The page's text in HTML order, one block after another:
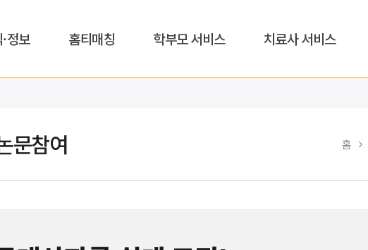
정보 홈티매칭 학부모 서비스 치료사 서비스
문참여 홈